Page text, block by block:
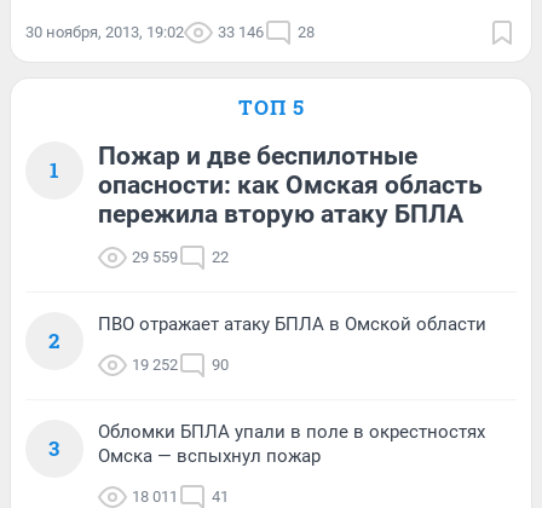
30 ноября, 2013, 19:02 33 146 28
ТОП 5
1
Пожар и две беспилотные
опасности: как Омская область
пережила вторую атаку БПЛА
29 559 22
2
ПВО отражает атаку БПЛА в Омской области
19 252 90
3
Обломки БПЛА упали в поле в окрестностях
Омска — вспыхнул пожар
18 011 41